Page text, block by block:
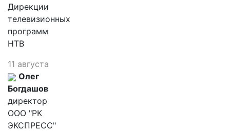
Дирекции
телевизионных
программ
НТВ
11 августа
Олег
Богдашов
директор
ООО "РК
ЭКСПРЕСС"